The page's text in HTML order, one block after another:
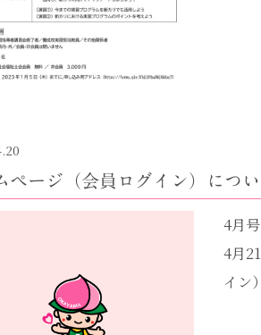
ページ（会員ログイン）につい
4月
4月
イン